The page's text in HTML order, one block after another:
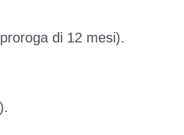
di 12 mesi).